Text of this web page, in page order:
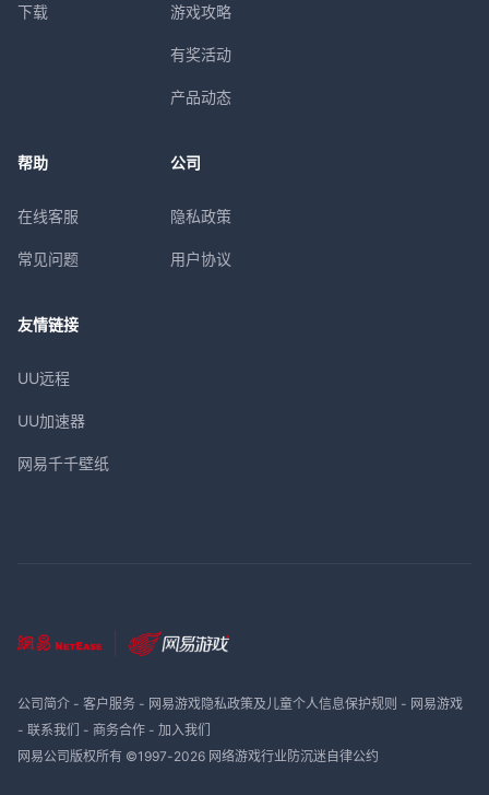
下载 游戏攻略
有奖活动
产品动态
帮助
在线客服
常见问题
公司
隐私政策
用户协议
友情链接
UU远程
UU加速器
网易千千壁纸
公司简介- 客户服务- 网易游戏隐私政策及儿童个人信息保护规则 - 网易游戏
- 联系我们 - 商务合作- 加入我们
网易公司版权所有 ©1997-2026 网络游戏行业防沉迷自律公约